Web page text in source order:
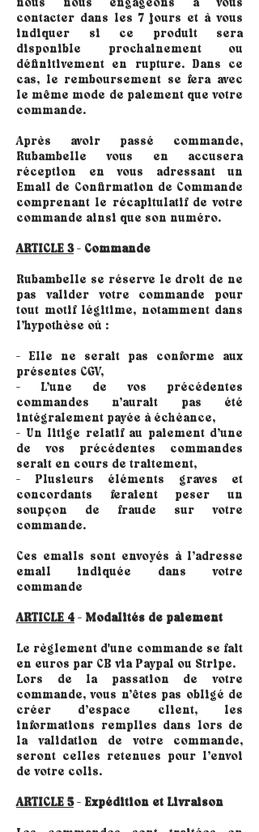
nous nous engageons à vous
contacter dans les 7 jours et à vous
indiquer si ce produit sera
disponible prochainement ou
définitivement en rupture. Dans ce
cas, le remboursement se fera avec
le même mode de paiement que votre
commande.
Après avoir passé commande,
Rubambelle vous en accusera
réception en vous adressant un
Email de Confirmation de Commande
comprenant le récapitulatif de votre
commande ainsi que son numéro.
ARTICLE 3- Commande
Rubambelle se réserve le droit de ne
pas valider votre commande pour
tout motif légitime, notamment dans
l’hypothèse où :
- Elle ne serait pas conforme aux
présentes CGV,
- L’une de vos précédentes
commandes n’aurait pas été
intégralement payée à échéance,
- Un litige relatif au paiement d’une
de vos précédentes commandes
serait en cours de traitement,
- Plusieurs éléments graves et
concordants feraient peser un
soupçon de fraude sur votre
commande.
Ces emails sont envoyés à l’adresse
email indiquée dans votre
commande
ARTICLE 4 - Modalités de paiement
Le règlement d'une commande se fait
en euros par CB via Paypal ou Stripe.
Lors de la passation de votre
commande, vous n’êtes pas obligé de
créer d’espace client, les
informations remplies dans lors de
la validation de votre commande,
seront celles retenues pour l’envoi
de votre colis.
ARTICLE 5- Expédition et Livraison